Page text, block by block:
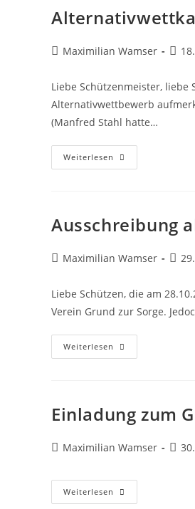
Beitrags-
Maximilian Wamser
Liebe Schützenmeister,
Alternativwettbewerb
(Manfred Stahl hatte…
Weiterlesen
2021/2022
Ausschreibung
Beitrags-
Maximilian Wamser
Liebe Schützen, die am
Verein Grund zur Sorge.
Weiterlesen Ausschreibung
Alternative
Einladung zum
Beitrags-
Maximilian Wamser
Weiterlesen Einladung
Zum